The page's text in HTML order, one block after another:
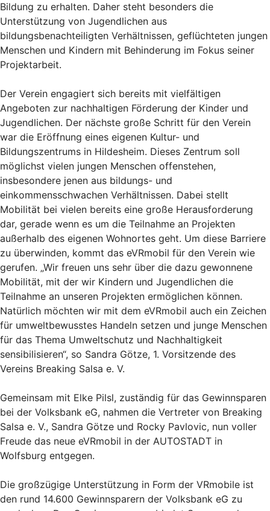
Bildung zu erhalten. Daher steht besonders die
Unterstützung von Jugendlichen aus
bildungsbenachteiligten Verhältnissen, geflüchteten jungen
Menschen und Kindern mit Behinderung im Fokus seiner
Projektarbeit.
Der Verein engagiert sich bereits mit vielfältigen
Angeboten zur nachhaltigen Förderung der Kinder und
Jugendlichen. Der nächste große Schritt für den Verein
war die Eröffnung eines eigenen Kultur- und
Bildungszentrums in Hildesheim. Dieses Zentrum soll
möglichst vielen jungen Menschen offenstehen,
insbesondere jenen aus bildungs- und
einkommensschwachen Verhältnissen. Dabei stellt
Mobilität bei vielen bereits eine große Herausforderung
dar, gerade wenn es um die Teilnahme an Projekten
außerhalb des eigenen Wohnortes geht. Um diese Barriere
zu überwinden, kommt das eVRmobil für den Verein wie
gerufen. „Wir freuen uns sehr über die dazu gewonnene
Mobilität, mit der wir Kindern und Jugendlichen die
Teilnahme an unseren Projekten ermöglichen können.
Natürlich möchten wir mit dem eVRmobil auch ein Zeichen
für umweltbewusstes Handeln setzen und junge Menschen
für das Thema Umweltschutz und Nachhaltigkeit
sensibilisieren“, so Sandra Götze, 1. Vorsitzende des
Vereins Breaking Salsa e. V.
Gemeinsam mit Elke Pilsl, zuständig für das Gewinnsparen
bei der Volksbank eG, nahmen die Vertreter von Breaking
Salsa e. V., Sandra Götze und Rocky Pavlovic, nun voller
Freude das neue eVRmobil in der AUTOSTADT in
Wolfsburg entgegen.
Die großzügige Unterstützung in Form der VRmobile ist
den rund 14.600 Gewinnsparern der Volksbank eG zu